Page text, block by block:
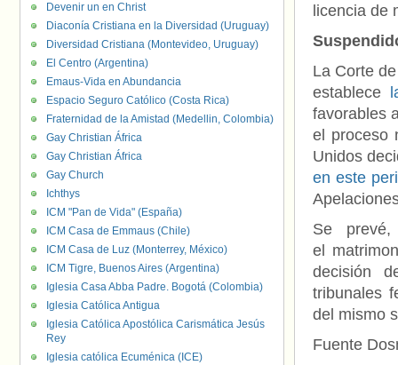
licencia de
La Corte
establece
favorables
el proceso
Unidos
en este
Se
el
decisión
tribunales
del mismo
Fuente
Devenir un en Christ
Diaconía Cristiana en la Diversidad (Uruguay)
Diversidad Cristiana (Montevideo, Uruguay)
El Centro (Argentina)
Emaus-Vida en Abundancia
Espacio Seguro Católico (Costa Rica)
Fraternidad de la Amistad (Medellin, Colombia)
Gay Christian África
Gay Christian África
Gay Church
Ichthys
ICM "Pan de Vida" (España)
ICM Casa de Emmaus (Chile)
ICM Casa de Luz (Monterrey, México)
ICM Tigre, Buenos Aires (Argentina)
Iglesia Casa Abba Padre. Bogotá (Colombia)
Iglesia Católica Antigua
Iglesia Católica Apostólica Carismática Jesús
Rey
Iglesia católica Ecuménica (ICE)